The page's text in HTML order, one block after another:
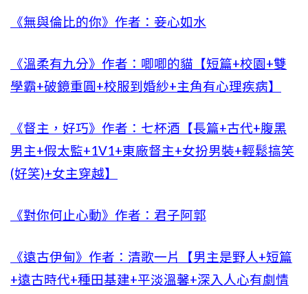
《無與倫比的你》作者：妾心如水
《溫柔有九分》作者：唧唧的貓【短篇+校園+雙
學霸+破鏡重圓+校服到婚紗+主角有心理疾病】
《督主，好巧》作者：七杯酒【長篇+古代+腹黑
男主+假太監+1V1+東廠督主+女扮男裝+輕鬆搞笑
(好笑)+女主穿越】
《對你何止心動》作者：君子阿郭
《遠古伊甸》作者：清歌一片【男主是野人+短篇
+遠古時代+種田基建+平淡溫馨+深入人心有劇情